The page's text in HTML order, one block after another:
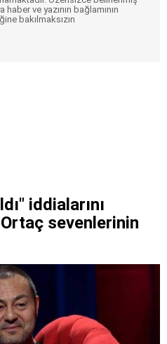
haber ve yazının bağlamının
bakılmaksızın
iddialarını
sevenlerinin